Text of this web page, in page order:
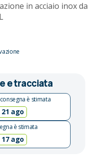
in acciaio inox da
e tracciata
è stimata
ago
è stimata
ago